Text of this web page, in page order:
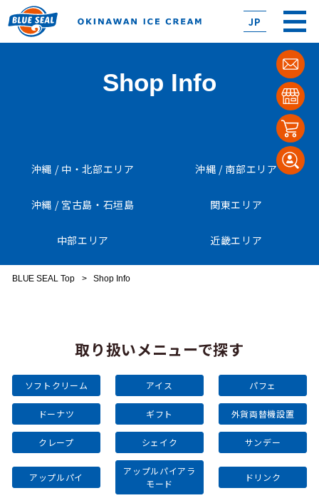
JP
Shop Info
沖縄 / 中・北部エリア 沖縄 / 南部エリア
沖縄 / 宮古島・石垣島 関東エリア
中部エリア 近畿エリア
BLUE SEAL Top > Shop Info
取り扱いメニューで探す
ソフトクリーム アイス パフェ
ドーナツ ギフト 外貨両替機設置
クレープ シェイク サンデー
アップルパイ
アップルパイアラ
モード
ドリンク